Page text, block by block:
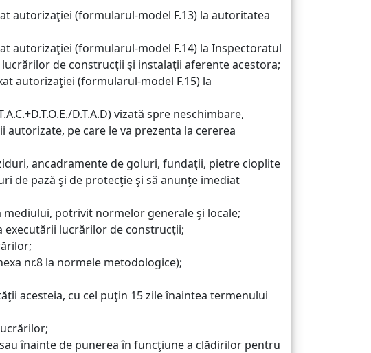
autorizaţiei (formularul-model F.13) la autoritatea
autorizaţiei (formularul-model F.14) la Inspectoratul
de construcţii şi instalaţii aferente acestora;
autorizaţiei (formularul-model F.15) la
D.T.A.D) vizată spre neschimbare,
pe care le va prezenta la cererea
ancadramente de goluri, fundaţii, pietre cioplite
de pază şi de protecţie şi să anunţe imediat
potrivit normelor generale şi locale;
executării lucrărilor de construcţii;
nr.8 la normele metodologice);
acesteia, cu cel puţin 15 zile înaintea termenului
înainte de punerea în funcţiune a clădirilor pentru